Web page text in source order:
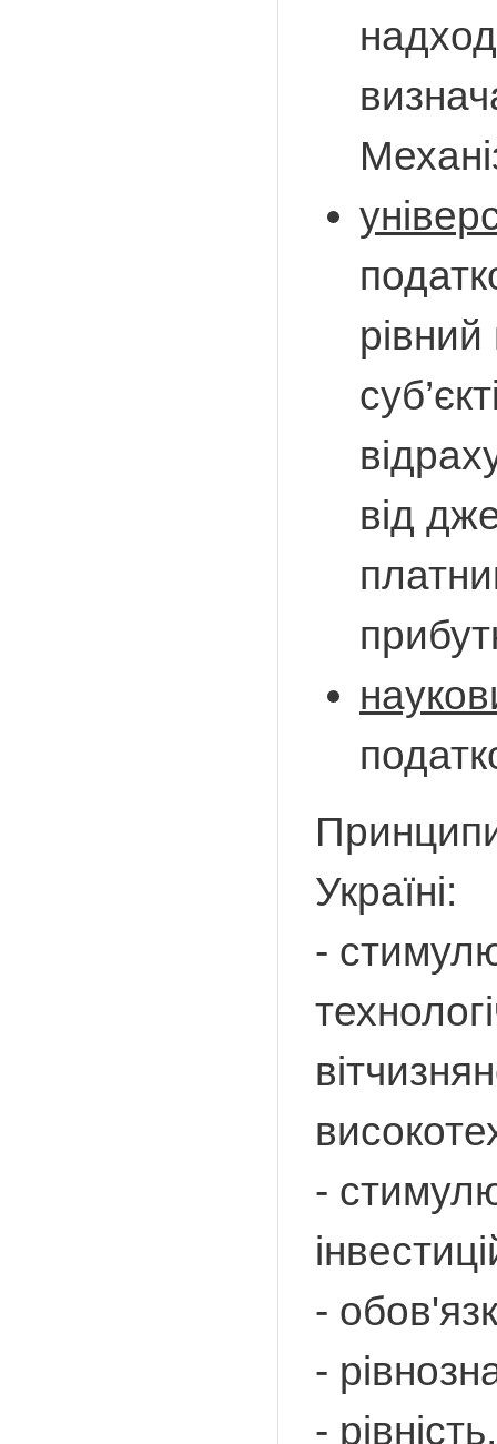
від
Україні:
-
-
-
-
-